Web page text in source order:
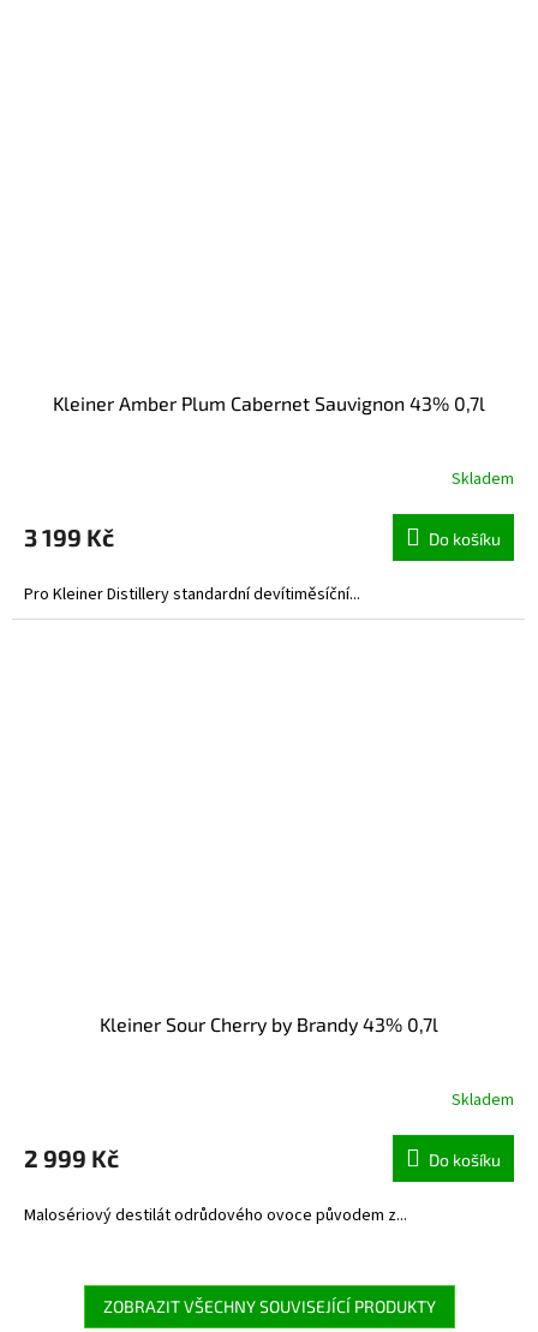
Kleiner Amber Plum Cabernet Sauvignon 43% 0,7l
Skladem
3 199 Kč Do košíku
Pro Kleiner Distillery standardní devítiměsíční...
Kleiner Sour Cherry by Brandy 43% 0,7l
Skladem
2 999 Kč Do košíku
Malosériový destilát odrůdového ovoce původem z...
ZOBRAZIT VŠECHNY SOUVISEJÍCÍ PRODUKTY